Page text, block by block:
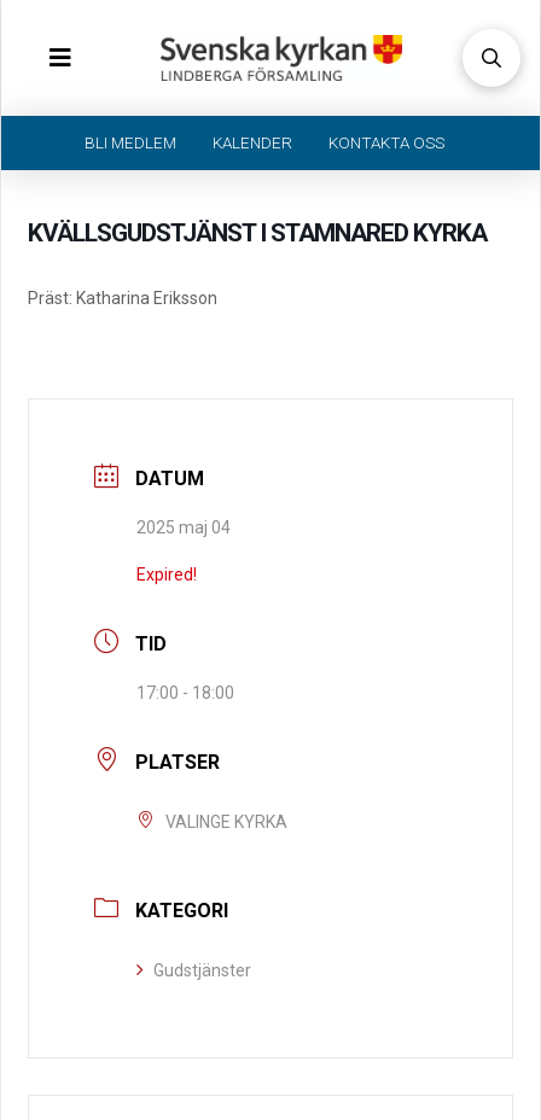
BLI MEDLEM KALENDER KONTAKTA OSS
KVÄLLSGUDSTJÄNST I STAMNARED KYRKA
Präst: Katharina Eriksson
DATUM
2025 maj 04
Expired!
TID
17:00 - 18:00
PLATSER
VALINGE KYRKA
KATEGORI
Gudstjänster